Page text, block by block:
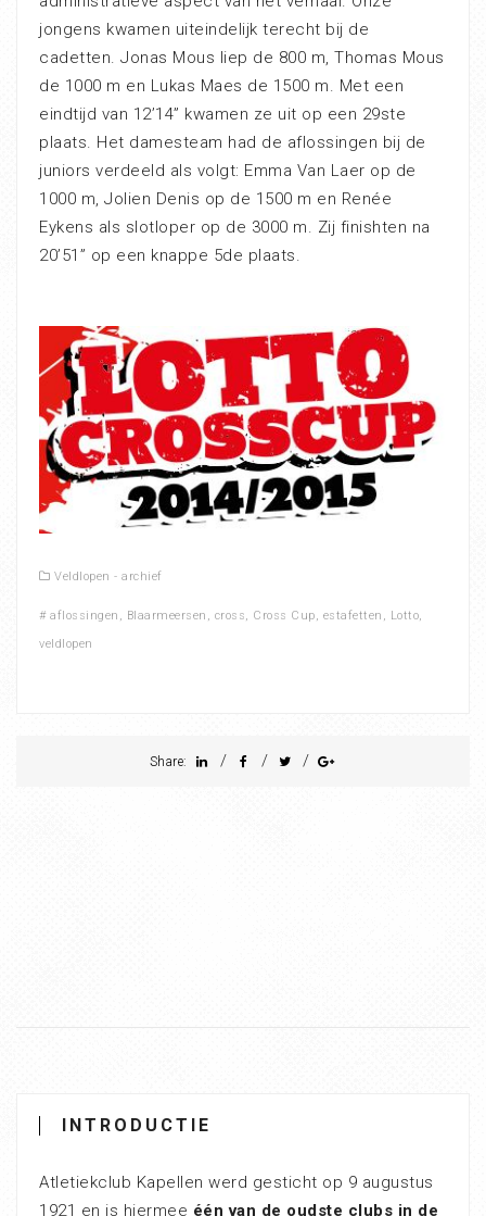
jongens kwamen uiteindelijk terecht bij de
cadetten. Jonas Mous liep de 800 m, Thomas Mous
de 1000 m en Lukas Maes de 1500 m. Met een
eindtijd van 12’14” kwamen ze uit op een 29ste
plaats. Het damesteam had de aflossingen bij de
juniors verdeeld als volgt: Emma Van Laer op de
1000 m, Jolien Denis op de 1500 m en Renée
Eykens als slotloper op de 3000 m. Zij finishten na
20’51” op een knappe 5de plaats.
Veldlopen - archief
# aflossingen , Blaarmeersen , cross, Cross Cup, estafetten , Lotto,
veldlopen
Share: / / /
INTRODUCTIE
Atletiekclub Kapellen werd gesticht op 9 augustus
1921 en is hiermee één van de oudste clubs in de